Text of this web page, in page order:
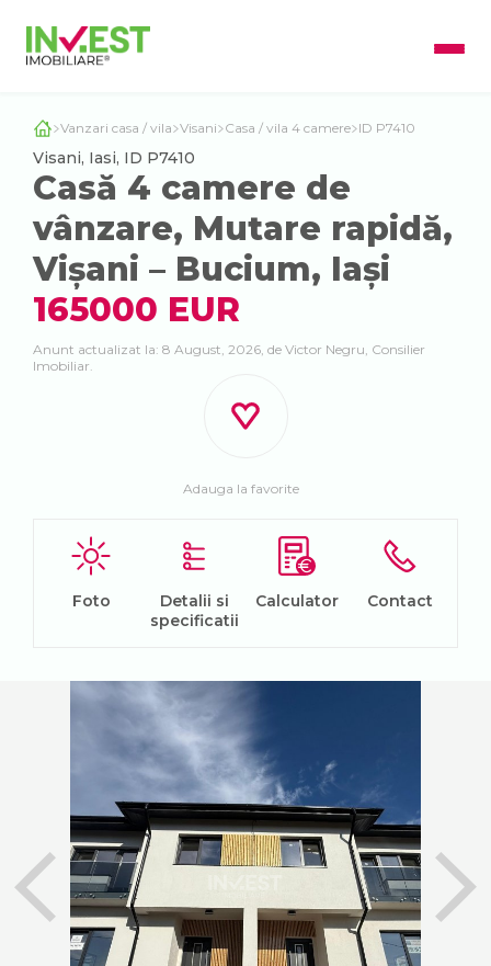
Vanzari casa / vila Visani Casa / vila 4 camere ID P7410
Visani, Iasi, ID P7410
Casă 4 camere de
vânzare, Mutare rapidă,
Vișani – Bucium, Iași
165000 EUR
Anunt actualizat la: 8 August, 2026, de Victor Negru, Consilier
Imobiliar.
Adauga la favorite
Foto
Detalii si
specificatii
Calculator Contact